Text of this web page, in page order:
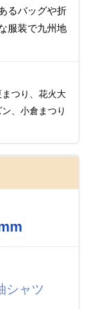
るバッグや折
服装で九州地
つり、花火大
、小倉まつり
シャツ